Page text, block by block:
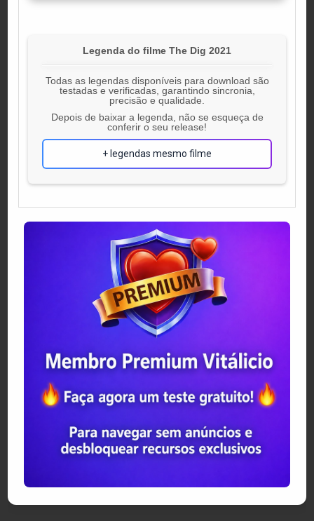
Legenda do filme The Dig 2021
Todas as legendas disponíveis para download são
testadas e verificadas, garantindo sincronia,
precisão e qualidade.
Depois de baixar a legenda, não se esqueça de
conferir o seu release!
+ legendas mesmo filme